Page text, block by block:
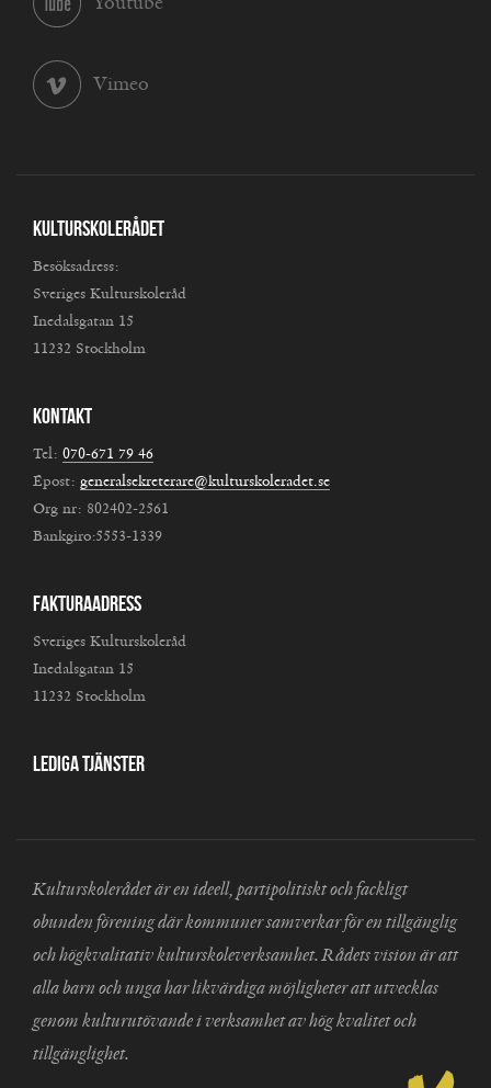
Vimeo
Kulturskolerådet
Besöksadress:
Sveriges Kulturskoleråd
Inedalsgatan 15
11232 Stockholm
Kontakt
Tel: 070-671 79 46
Epost: generalsekreterare@kulturskoleradet.se
Org nr: 802402-2561
Bankgiro:5553-1339
Fakturaadress
Sveriges Kulturskoleråd
Inedalsgatan 15
11232 Stockholm
Lediga tjänster
Kulturskolerådet är en ideell, partipolitiskt och fackligt
obunden förening där kommuner samverkar för en tillgänglig
och högkvalitativ kulturskoleverksamhet. Rådets vision är att
alla barn och unga har likvärdiga möjligheter att utvecklas
genom kulturutövande i verksamhet av hög kvalitet och
tillgänglighet.